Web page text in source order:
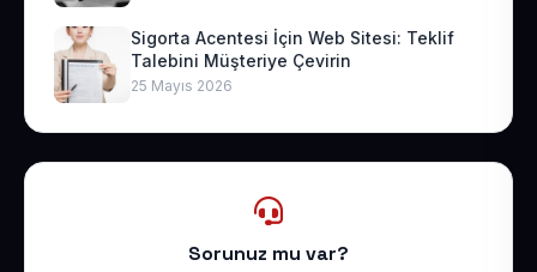
Sigorta Acentesi İçin Web Sitesi: Teklif
Talebini Müşteriye Çevirin
25 Mayıs 2026
Sorunuz mu var?